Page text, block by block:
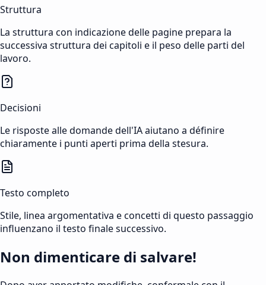
Struttura
La struttura con indicazione delle pagine prepara la
successiva struttura dei capitoli e il peso delle parti del
lavoro.
Decisioni
Le risposte alle domande dell'IA aiutano a définire
chiaramente i punti aperti prima della stesura.
Testo completo
Stile, linea argomentativa e concetti di questo passaggio
influenzano il testo finale successivo.
Non dimenticare di salvare!